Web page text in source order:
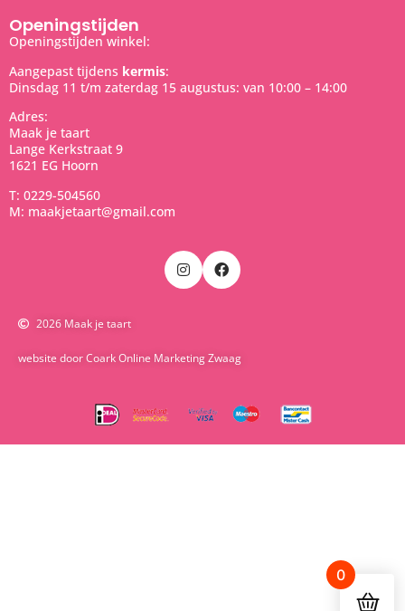
Openingstijden
Openingstijden winkel:
Aangepast tijdens kermis:
Dinsdag 11 t/m zaterdag 15 augustus: van 10:00 – 14:00
Adres:
Maak je taart
Lange Kerkstraat 9
1621 EG Hoorn
T: 0229-504560
M: maakjetaart@gmail.com
2026 Maak je taart
website door Coark Online Marketing Zwaag
0